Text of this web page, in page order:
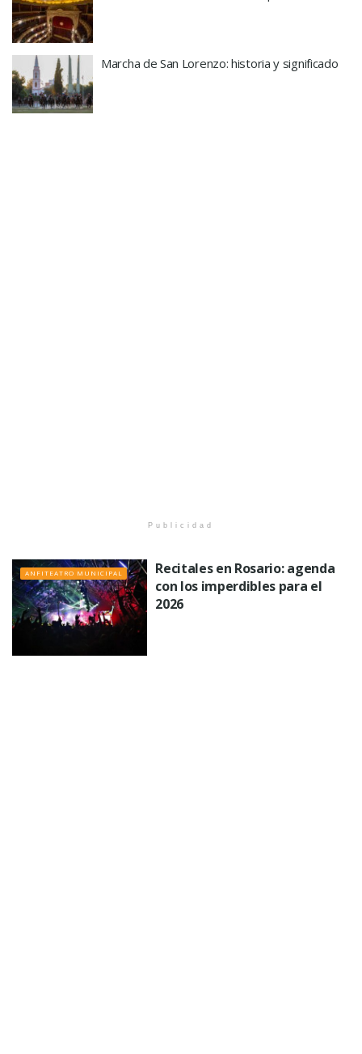
Marcha de San Lorenzo: historia y significado
Publicidad
ANFITEATRO MUNICIPAL
Recitales en Rosario: agenda
con los imperdibles para el
2026